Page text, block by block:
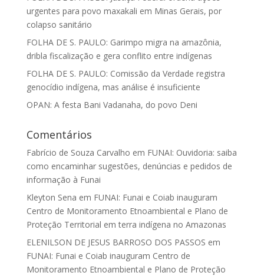
urgentes para povo maxakali em Minas Gerais, por
colapso sanitário
FOLHA DE S. PAULO: Garimpo migra na amazônia,
dribla fiscalização e gera conflito entre indígenas
FOLHA DE S. PAULO: Comissão da Verdade registra
genocídio indígena, mas análise é insuficiente
OPAN: A festa Bani Vadanaha, do povo Deni
Comentários
Fabrício de Souza Carvalho em FUNAI: Ouvidoria: saiba
como encaminhar sugestões, denúncias e pedidos de
informação à Funai
Kleyton Sena em FUNAI: Funai e Coiab inauguram
Centro de Monitoramento Etnoambiental e Plano de
Proteção Territorial em terra indígena no Amazonas
ELENILSON DE JESUS BARROSO DOS PASSOS em
FUNAI: Funai e Coiab inauguram Centro de
Monitoramento Etnoambiental e Plano de Proteção